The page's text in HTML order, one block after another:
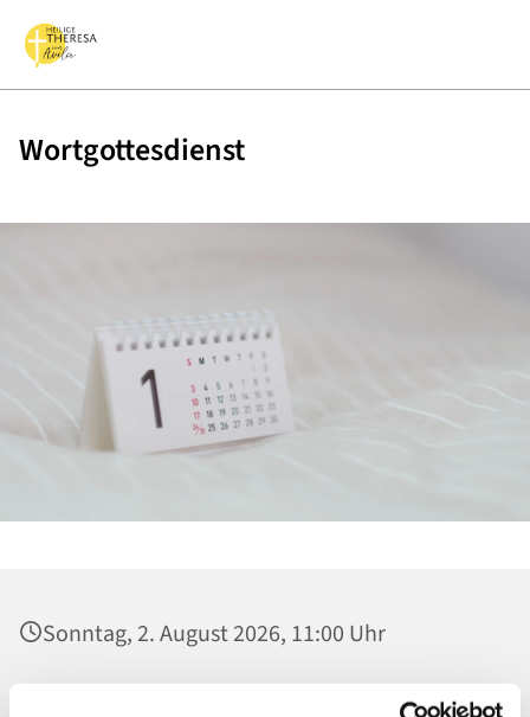
Wortgottesdienst
Sonntag, 2. August 2026, 11:00 Uhr
St. Maria Magdalena, Kirche, Platanenstraße